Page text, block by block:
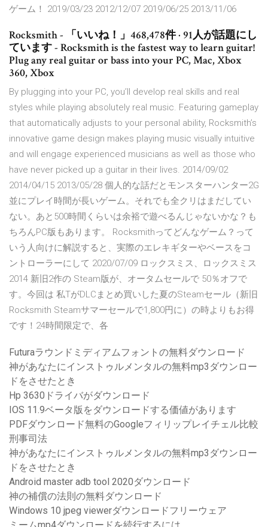
ゲーム！ 2019/03/23 2012/12/07 2019/06/25 2013/11/06
Rocksmith - 「いいね！」468,478件 · 91人が話題にし
ています - Rocksmith is the fastest way to learn guitar!
Plug any real guitar or bass into your PC, Mac, Xbox
360, Xbox
By plugging into your PC, you’ll develop real skills and real
styles while playing absolutely real music. Featuring gameplay
that automatically adjusts to your personal ability, Rocksmith’s
innovative game design makes playing music visually intuitive
and will engage experienced musicians as well as those who
have never picked up a guitar in their lives. 2014/09/02
2014/04/15 2013/05/28 個人的な話だとモンスターハンター2G
並にプレイ時間が長いゲーム。それでも全クリはまだしてい
ない。あと500時間くらいは余裕で遊べるんじゃないかな？も
ちろんPC版もあります。 Rocksmithってどんなゲーム？って
いう人向けに解説すると、実際のエレキギターやベースをコ
ントローラーにして 2020/07/09 ロックスミス、ロックスミス
2014 新旧2作の Steam版が、オータムセールで 50％オフで
す。今回は 私TがDLCまとめ買いした夏のSteamセール（新旧
Rocksmith Steamサマーセールで1,800円に）の時よりもお得
です！24時間限定で、各
Futuraラウンドミディアムフォントの無料ダウンロード
神があなたにインストゥルメンタルの無料mp3ダウンロー
ドをさせたとき
Hp 3630ドライバがダウンロード
IOS 11.9ベータ版をダウンロードする価値があります
PDFダウンロード無料のGoogleフィリップレイチェル比較
刑事司法
神があなたにインストゥルメンタルの無料mp3ダウンロー
ドをさせたとき
Android master adb tool 2020ダウンロード
神の補償の法則の無料ダウンロード
Windows 10 jpeg viewerダウンロードフリーウェア